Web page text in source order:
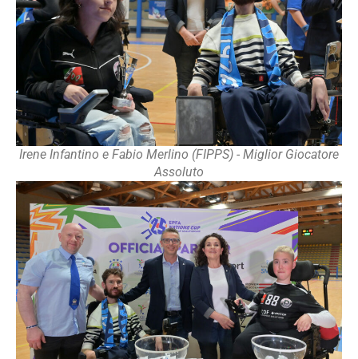
Irene Infantino e Fabio Merlino (FIPPS) - Miglior Giocatore
Assoluto